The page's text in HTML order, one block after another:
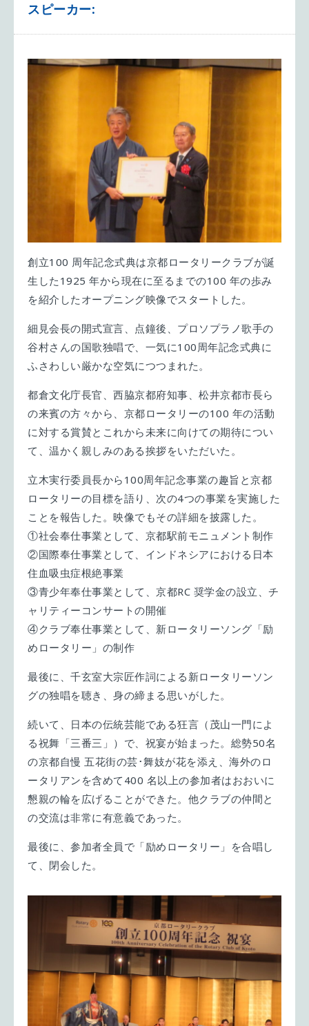
スピーカー:
創立100 周年記念式典は京都ロータリークラブが誕
生した1925 年から現在に至るまでの100 年の歩み
を紹介したオープニング映像でスタートした。
細見会長の開式宣言、点鐘後、プロソプラノ歌手の
谷村さんの国歌独唱で、一気に100周年記念式典に
ふさわしい厳かな空気につつまれた。
都倉文化庁長官、西脇京都府知事、松井京都市長ら
の来賓の方々から、京都ロータリーの100 年の活動
に対する賞賛とこれから未来に向けての期待につい
て、温かく親しみのある挨拶をいただいた。
立木実行委員長から100周年記念事業の趣旨と京都
ロータリーの目標を語り、次の4つの事業を実施した
ことを報告した。映像でもその詳細を披露した。
①社会奉仕事業として、京都駅前モニュメント制作
②国際奉仕事業として、インドネシアにおける日本
住血吸虫症根絶事業
③青少年奉仕事業として、京都RC 奨学金の設立、チ
ャリティーコンサートの開催
④クラブ奉仕事業として、新ロータリーソング「励
めロータリー」の制作
最後に、千玄室大宗匠作詞による新ロータリーソン
グの独唱を聴き、身の締まる思いがした。
続いて、日本の伝統芸能である狂言（茂山一門によ
る祝舞「三番三」）で、祝宴が始まった。総勢50名
の京都自慢 五花街の芸･舞妓が花を添え、海外のロ
ータリアンを含めて400 名以上の参加者はおおいに
懇親の輪を広げることができた。他クラブの仲間と
の交流は非常に有意義であった。
最後に、参加者全員で「励めロータリー」を合唱し
て、閉会した。